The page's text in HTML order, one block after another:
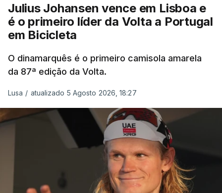
Julius Johansen vence em Lisboa e
é o primeiro líder da Volta a Portugal
em Bicicleta
O dinamarquês é o primeiro camisola amarela
da 87ª edição da Volta.
Lusa / atualizado 5 Agosto 2026, 18:27